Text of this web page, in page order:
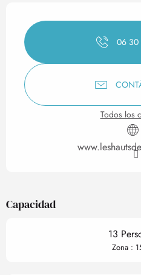
Horarios y
06 30
Todos los
Capacidad
13
Zona :